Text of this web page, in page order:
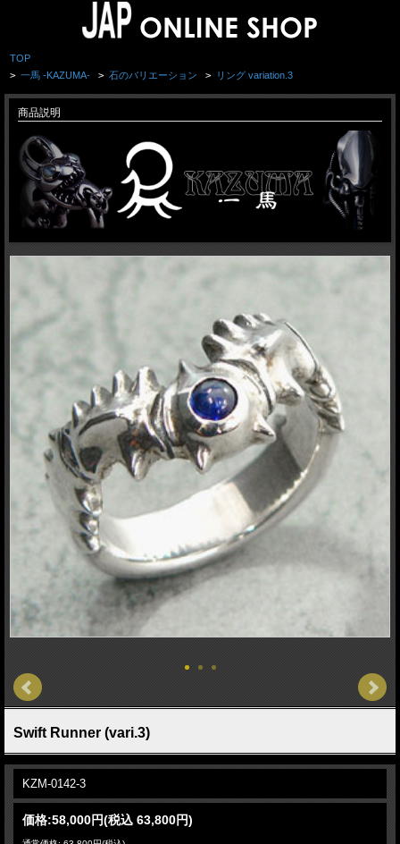
TOP
> 一馬 -KAZUMA- > 石のバリエーション > リング variation.3
商品説明
Swift Runner (vari.3)
KZM-0142-3
価格:58,000円(税込 63,800円)